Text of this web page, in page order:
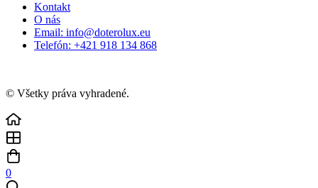
Kontakt
O nás
Email: info@doterolux.eu
Telefón: +421 918 134 868
© Všetky práva vyhradené.
0